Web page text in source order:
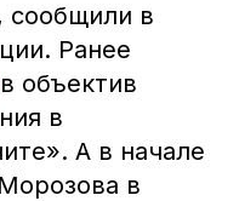
сообщили в
Ранее
в объектив
в
А в начале
в